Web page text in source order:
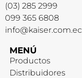
(03) 285 2999
099 365 6808
info@kaiser.com.ec
MENÚ
Productos
Distribuidores